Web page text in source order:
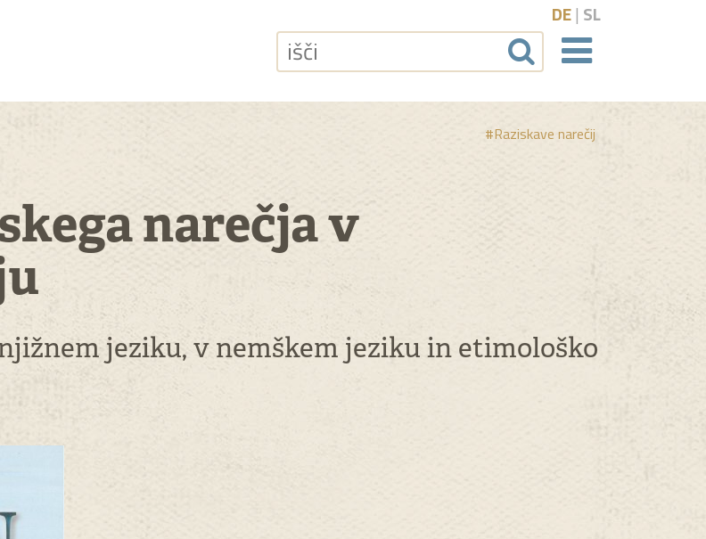
išči
DE| SL
#Raziskave narečij
narečja v
jeziku, v nemškem jeziku in etimološko